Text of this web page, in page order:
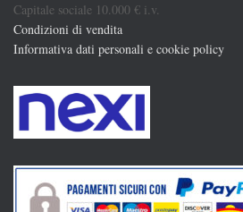
Capitale sociale 10.000 € i.v.
Condizioni di vendita
Informativa dati personali e cookie policy